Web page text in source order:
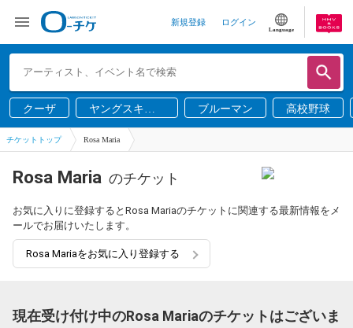
新規登録 ログイン
Language
クーザ
ヤングスキニ
ー
ブルーマン 高校野球
チケットトップ Rosa Maria
Rosa Maria のチケット
お気に入りに登録するとRosa Mariaのチケットに関連する最新情報をメ
ールでお届けいたします。
Rosa Mariaをお気に入り登録する
現在受け付け中のRosa Mariaのチケットはございま